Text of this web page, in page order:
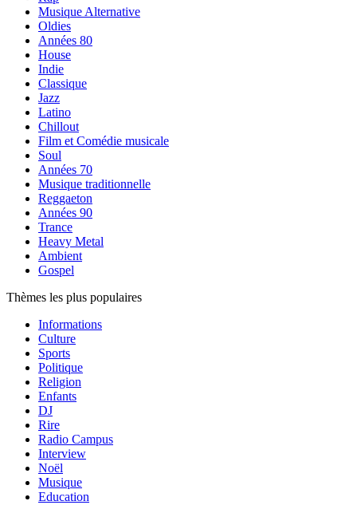
Musique Alternative
Oldies
Années 80
House
Indie
Classique
Jazz
Latino
Chillout
Film et Comédie musicale
Soul
Années 70
Musique traditionnelle
Reggaeton
Années 90
Trance
Heavy Metal
Ambient
Gospel
Thèmes les plus populaires
Informations
Culture
Sports
Politique
Religion
Enfants
DJ
Rire
Radio Campus
Interview
Noël
Musique
Education